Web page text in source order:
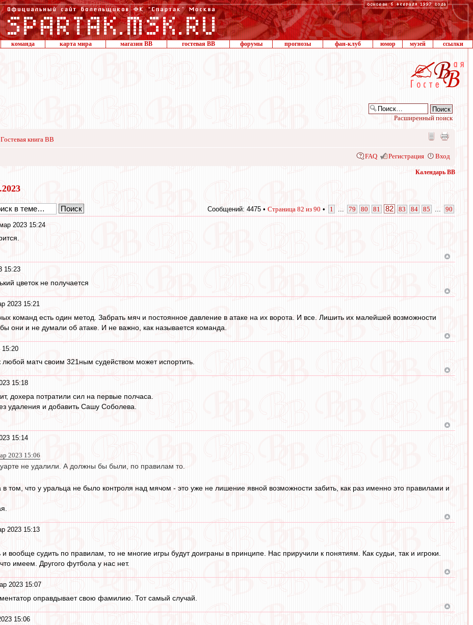
команда карта мира магазин ВВ гостевая ВВ форумы прогнозы фан-клуб юмор музей ссылки
Расширенный поиск
Гостевая книга ВВ
FAQ Регистрация Вход
Календарь ВВ
Сообщений: 4475 • Страница 82 из 90 • 1 79 80 81 82 83 84 85 90
2023 15:24
15:23
цветок не получается
2023 15:21
команд есть один метод. Забрать мяч и постоянное давление в атаке на их ворота. И все. Лишить их малейшей возможности
они и не думали об атаке. И не важно, как называется команда.
15:20
матч своим 321ным судейством может испортить.
15:18
дохера потратили сил на первые полчаса.
удаления и добавить Сашу Соболева.
15:14
2023 15:06
не удалили. А должны бы были, по правилам то.
том, что у уральца не было контроля над мячом - это уже не лишение явной возможности забить, как раз именно это правилами и
2023 15:13
и вообще судить по правилам, то не многие игры будут доиграны в принципе. Нас приручили к понятиям. Как судьи, так и игроки.
имеем. Другого футбола у нас нет.
2023 15:07
оправдывает свою фамилию. Тот самый случай.
15:06